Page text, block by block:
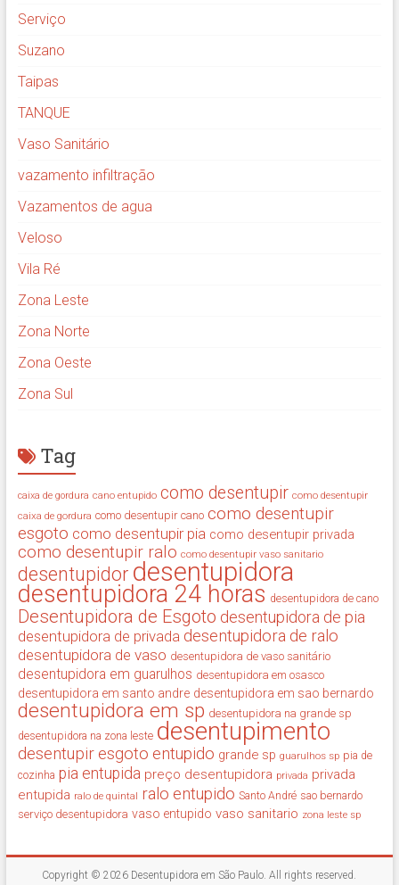
Serviço
Suzano
Taipas
TANQUE
Vaso Sanitário
vazamento infiltração
Vazamentos de agua
Veloso
Vila Ré
Zona Leste
Zona Norte
Zona Oeste
Zona Sul
Tag
caixa de gordura cano entupido como desentupir como desentupir
caixa de gordura como desentupir cano como desentupir
esgoto como desentupir pia como desentupir privada
como desentupir ralo como desentupir vaso sanitario
desentupidor desentupidora
desentupidora 24 horas desentupidora de cano
Desentupidora de Esgoto desentupidora de pia
desentupidora de privada desentupidora de ralo
desentupidora de vaso desentupidora de vaso sanitário
desentupidora em guarulhos desentupidora em osasco
desentupidora em santo andre desentupidora em sao bernardo
desentupidora em sp desentupidora na grande sp
desentupidora na zona leste desentupimento
desentupir esgoto entupido grande sp guarulhos sp pia de
cozinha pia entupida preço desentupidora privada privada
entupida ralo de quintal ralo entupido Santo André sao bernardo
serviço desentupidora vaso entupido vaso sanitario zona leste sp
Copyright © 2026 Desentupidora em São Paulo. All rights reserved.